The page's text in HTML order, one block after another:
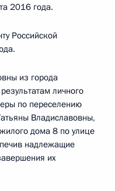
2016 года.
Российской
из города
личного
по переселению
Владиславовны,
дома 8 по улице
надлежащие
их